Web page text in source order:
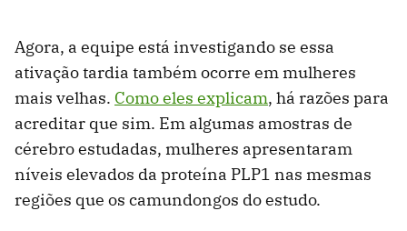
Agora, a equipe está investigando se essa
ativação tardia também ocorre em mulheres
mais velhas. Como eles explicam, há razões para
acreditar que sim. Em algumas amostras de
cérebro estudadas, mulheres apresentaram
níveis elevados da proteína PLP1 nas mesmas
regiões que os camundongos do estudo.